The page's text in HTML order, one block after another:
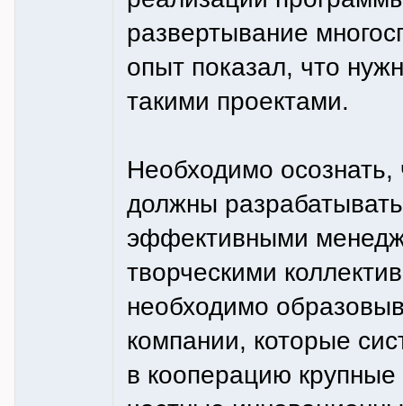
развертывание
опыт показал, что
такими проектами.
Необходимо
должны
эффективными
творческими
необходимо
компании, которые
в кооперацию